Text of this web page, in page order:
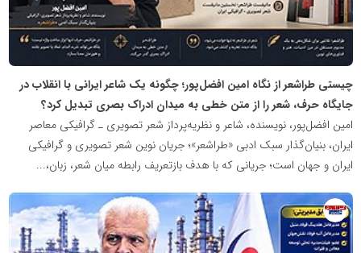
چیستی طراشعر از نگاه امین افضل‌پور؛ چگونه یک شاعر ایرانی با انقلاب در
جایگاه حرف، شعر را از متن خطی به میدان ادراک بصری تبدیل کرد؟
امین افضل‌پور، نویسنده، شاعر و نظریه‌پرداز شعر تصویری ـ گرافیکی معاصر
ایران، بنیان‌گذار سبک ادبی «طراشعر»؛ جریان نوین شعر تصویری و گرافیکی
ایران و جهان است؛ جریانی که با هدف بازتعریف رابطه میان شعر، زبان،...
روابط